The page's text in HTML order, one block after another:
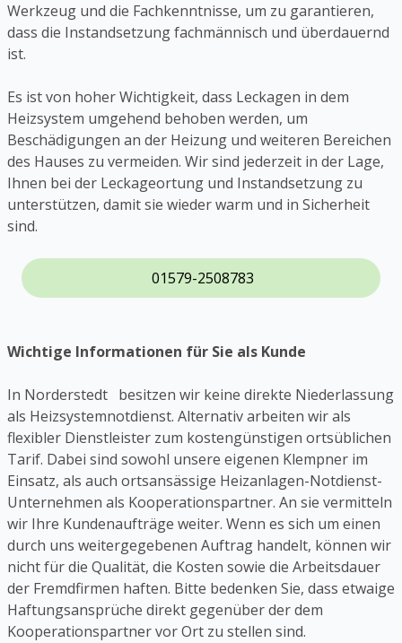
Werkzeug und die Fachkenntnisse, um zu garantieren,
dass die Instandsetzung fachmännisch und überdauernd
ist.
Es ist von hoher Wichtigkeit, dass Leckagen in dem
Heizsystem umgehend behoben werden, um
Beschädigungen an der Heizung und weiteren Bereichen
des Hauses zu vermeiden. Wir sind jederzeit in der Lage,
Ihnen bei der Leckageortung und Instandsetzung zu
unterstützen, damit sie wieder warm und in Sicherheit
sind.
01579-2508783
Wichtige Informationen für Sie als Kunde
In Norderstedt besitzen wir keine direkte Niederlassung
als Heizsystemnotdienst. Alternativ arbeiten wir als
flexibler Dienstleister zum kostengünstigen ortsüblichen
Tarif. Dabei sind sowohl unsere eigenen Klempner im
Einsatz, als auch ortsansässige Heizanlagen-Notdienst-
Unternehmen als Kooperationspartner. An sie vermitteln
wir Ihre Kundenaufträge weiter. Wenn es sich um einen
durch uns weitergegebenen Auftrag handelt, können wir
nicht für die Qualität, die Kosten sowie die Arbeitsdauer
der Fremdfirmen haften. Bitte bedenken Sie, dass etwaige
Haftungsansprüche direkt gegenüber der dem
Kooperationspartner vor Ort zu stellen sind.